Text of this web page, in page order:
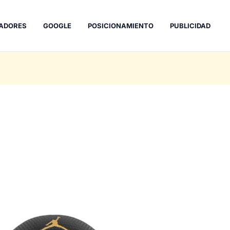
GOOGLE POSICIONAMIENTO PUBLICIDAD